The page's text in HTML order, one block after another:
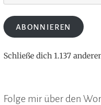
Mail-
Adresse
ABONNIEREN
Schließe dich 1.137
Folge mir über den